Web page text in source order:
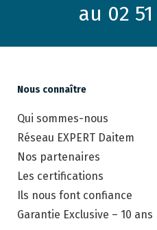
au 02
Nous connaître
Qui sommes-nous
Réseau EXPERT Daitem
Nos partenaires
Les certifications
Ils nous font confiance
Garantie Exclusive – 10 ans